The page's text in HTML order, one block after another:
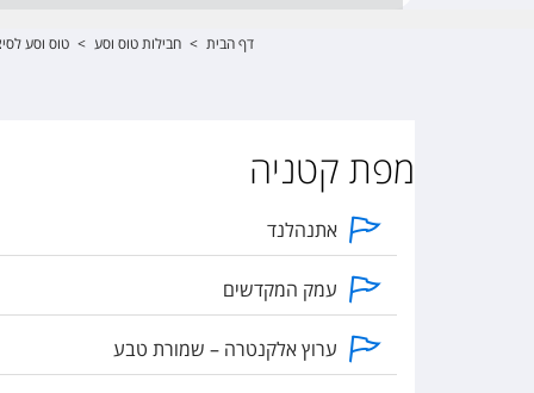
דף הבית > חבילות טוס וסע > טוס וסע
מפת קטניה
אתנהלנד
עמק המקדשים
ערוץ אלקנטרה – שמורת טבע